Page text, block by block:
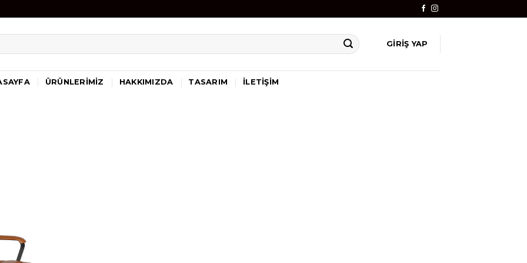
GIRIŞ YAP
ÜRÜNLERIMIZ HAKKIMIZDA TASARIM İLETIŞIM